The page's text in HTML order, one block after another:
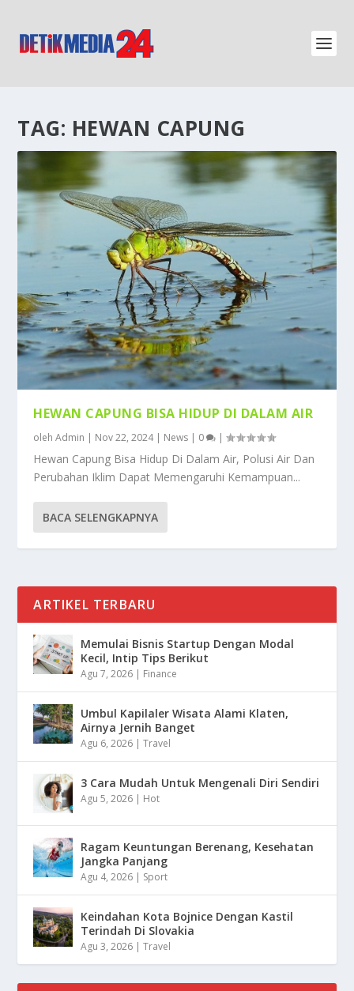
TAG: HEWAN CAPUNG
HEWAN CAPUNG BISA HIDUP DI DALAM AIR
olehAdmin | Nov 22, 2024| News | 0 |
Hewan Capung Bisa Hidup Di Dalam Air, Polusi Air Dan
Perubahan Iklim Dapat Memengaruhi Kemampuan...
BACA SELENGKAPNYA
ARTIKEL TERBARU
Memulai Bisnis Startup Dengan Modal
Kecil, Intip Tips Berikut
Agu 7, 2026 | Finance
Umbul Kapilaler Wisata Alami Klaten,
Airnya Jernih Banget
Agu 6, 2026 |Travel
3 Cara Mudah Untuk Mengenali Diri Sendiri
Agu 5, 2026 | Hot
Ragam Keuntungan Berenang, Kesehatan
Jangka Panjang
Agu 4, 2026 | Sport
Keindahan Kota Bojnice Dengan Kastil
Terindah Di Slovakia
Agu 3, 2026 |Travel